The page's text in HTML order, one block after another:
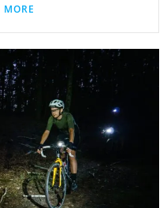
MORE